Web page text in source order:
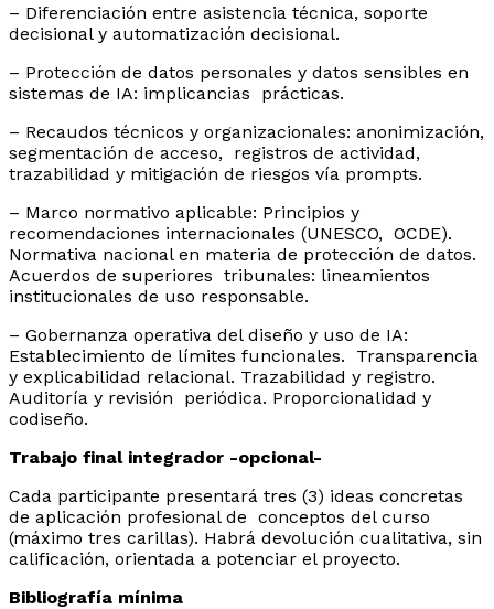
– Diferenciación entre asistencia técnica, soporte
decisional y automatización decisional.
– Protección de datos personales y datos sensibles en
sistemas de IA: implicancias prácticas.
– ⁠Recaudos técnicos y organizacionales: anonimización,
segmentación de acceso, registros de actividad,
trazabilidad y mitigación de riesgos vía prompts.
– ⁠Marco normativo aplicable: Principios y
recomendaciones internacionales (UNESCO, OCDE).
Normativa nacional en materia de protección de datos.
Acuerdos de superiores tribunales: lineamientos
institucionales de uso responsable.
– Gobernanza operativa del diseño y uso de IA:
Establecimiento de límites funcionales. Transparencia
y explicabilidad relacional. Trazabilidad y registro.
Auditoría y revisión periódica. Proporcionalidad y
codiseño.
Trabajo final integrador -opcional-
Cada participante presentará tres (3) ideas concretas
de aplicación profesional de conceptos del curso
(máximo tres carillas). Habrá devolución cualitativa, sin
calificación, orientada a potenciar el proyecto.
Bibliografía mínima